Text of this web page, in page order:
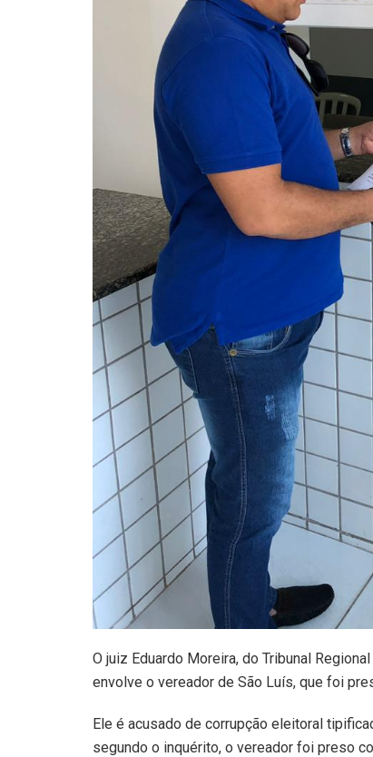
O juiz Eduardo Moreira, do Tribunal
envolve o vereador de São Luís, que foi
Ele é acusado de corrupção eleitoral
segundo o inquérito, o vereador foi preso